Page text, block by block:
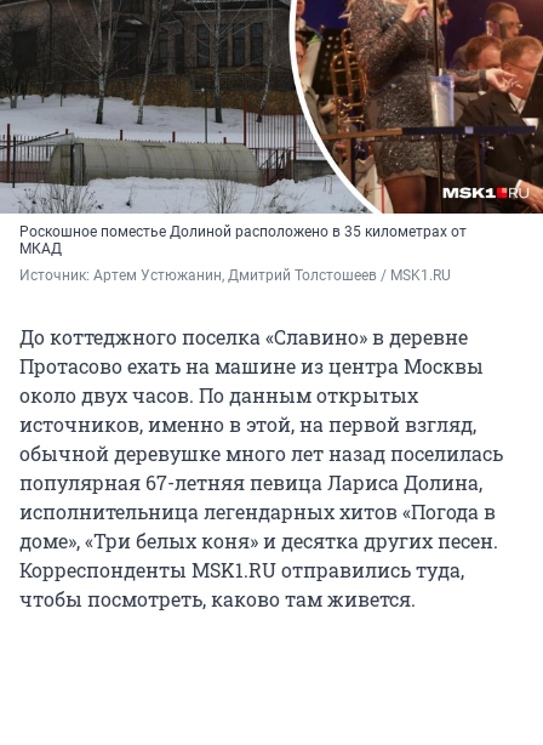
Роскошное поместье Долиной расположено в 35 километрах от
МКАД
Источник: Артем Устюжанин, Дмитрий Толстошеев / MSK1.RU
До коттеджного поселка «Славино» в деревне
Протасово ехать на машине из центра Москвы
около двух часов. По данным открытых
источников, именно в этой, на первой взгляд,
обычной деревушке много лет назад поселилась
популярная 67-летняя певица Лариса Долина,
исполнительница легендарных хитов «Погода в
доме», «Три белых коня» и десятка других песен.
Корреспонденты MSK1.RU отправились туда,
чтобы посмотреть, каково там живется.